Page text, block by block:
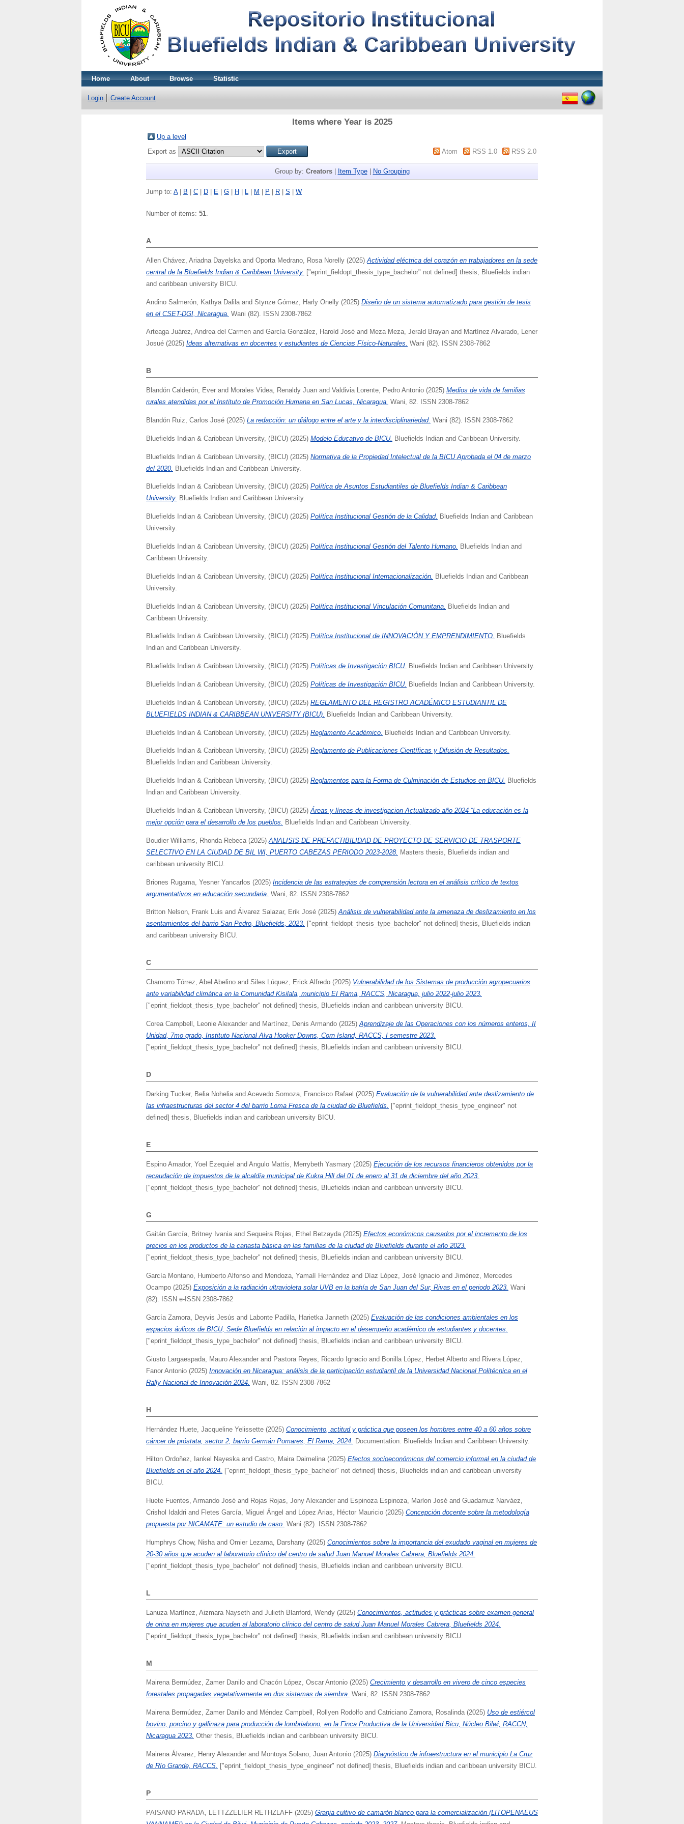
Home About Browse Statistic
Login Create Account
Items where Year is 2025
Up a level
Export as
Atom RSS 1.0 RSS 2.0
Group by: Creators| Item Type| No Grouping
Jump to: A| B C D E G H L M P R S W
Number of items: 51.
A
Allen Chávez, Ariadna Dayelska and Oporta Medrano, Rosa Norelly (2025) Actividad eléctrica del corazón en trabajadores en la sede
central de la Bluefields Indian & Caribbean University. ["eprint_fieldopt_thesis_type_bachelor" not defined] thesis, Bluefields indian
and caribbean university BICU.
Andino Salmerón, Kathya Dalila and Stynze Gómez, Harly Onelly (2025) Diseño de un sistema automatizado para gestión de tesis
en el CSET-DGI, Nicaragua. Wani (82). ISSN 2308-7862
Arteaga Juárez, Andrea del Carmen and García González, Harold José and Meza Meza, Jerald Brayan and Martínez Alvarado, Lener
Josué (2025) Ideas alternativas en docentes y estudiantes de Ciencias Físico-Naturales. Wani (82). ISSN 2308-7862
B
Blandón Calderón, Ever and Morales Videa, Renaldy Juan and Valdivia Lorente, Pedro Antonio (2025) Medios de vida de familias
rurales atendidas por el Instituto de Promoción Humana en San Lucas, Nicaragua. Wani, 82. ISSN 2308-7862
Blandón Ruiz, Carlos José (2025) La redacción: un diálogo entre el arte y la interdisciplinariedad. Wani (82). ISSN 2308-7862
Bluefields Indian & Caribbean University, (BICU) (2025) Modelo Educativo de BICU. Bluefields Indian and Caribbean University.
Bluefields Indian & Caribbean University, (BICU) (2025) Normativa de la Propiedad Intelectual de la BICU Aprobada el 04 de marzo
del 2020. Bluefields Indian and Caribbean University.
Bluefields Indian & Caribbean University, (BICU) (2025) Política de Asuntos Estudiantiles de Bluefields Indian & Caribbean
University. Bluefields Indian and Caribbean University.
Bluefields Indian & Caribbean University, (BICU) (2025) Política Institucional Gestión de la Calidad. Bluefields Indian and Caribbean
University.
Bluefields Indian & Caribbean University, (BICU) (2025) Política Institucional Gestión del Talento Humano.
Bluefields Indian and
Caribbean University.
Bluefields Indian & Caribbean University, (BICU) (2025) Política Institucional Internacionalización.
Bluefields Indian and Caribbean
University.
Bluefields Indian & Caribbean University, (BICU) (2025) Política Institucional Vinculación Comunitaria. Bluefields Indian and
Caribbean University.
Bluefields Indian & Caribbean University, (BICU) (2025) Política Institucional de INNOVACIÓN Y EMPRENDIMIENTO. Bluefields
Indian and Caribbean University.
Bluefields Indian & Caribbean University, (BICU) (2025) Políticas de Investigación BICU. Bluefields Indian and Caribbean University.
Bluefields Indian & Caribbean University, (BICU) (2025) Políticas de Investigación BICU. Bluefields Indian and Caribbean University.
Bluefields Indian & Caribbean University, (BICU) (2025) REGLAMENTO DEL REGISTRO ACADÉMICO ESTUDIANTIL DE
BLUEFIELDS INDIAN & CARIBBEAN UNIVERSITY (BICU).
Bluefields Indian and Caribbean University.
Bluefields Indian & Caribbean University, (BICU) (2025) Reglamento Académico. Bluefields Indian and Caribbean University.
Bluefields Indian & Caribbean University, (BICU) (2025) Reglamento de Publicaciones Científicas y Difusión de Resultados.
Bluefields Indian and Caribbean University.
Bluefields Indian & Caribbean University, (BICU) (2025) Reglamentos para la Forma de Culminación de Estudios en BICU. Bluefields
Indian and Caribbean University.
Bluefields Indian & Caribbean University, (BICU) (2025) Áreas y líneas de investigacion Actualizado año 2024 “La educación es la
mejor opción para el desarrollo de los pueblos.
Bluefields Indian and Caribbean University.
Boudier Williams, Rhonda Rebeca (2025) ANALISIS DE PREFACTIBILIDAD DE PROYECTO DE SERVICIO DE TRASPORTE
SELECTIVO EN LA CIUDAD DE BIL WI, PUERTO CABEZAS PERIODO 2023-2028. Masters thesis, Bluefields indian and
caribbean university BICU.
Briones Rugama, Yesner Yancarlos (2025) Incidencia de las estrategias de comprensión lectora en el análisis crítico de textos
argumentativos en educación secundaria. Wani, 82. ISSN 2308-7862
Britton Nelson, Frank Luis and Álvarez Salazar, Erik José (2025)Análisis de vulnerabilidad ante la amenaza de deslizamiento en los
asentamientos del barrio San Pedro, Bluefields, 2023. ["eprint_fieldopt_thesis_type_bachelor" not defined] thesis, Bluefields indian
and caribbean university BICU.
C
Chamorro Tórrez, Abel Abelino and Siles Lúquez, Erick Alfredo (2025) Vulnerabilidad de los Sistemas de producción agropecuarios
ante variabilidad climática en la Comunidad Kisilala, municipio EI Rama, RACCS, Nicaragua, julio 2022-julio 2023.
["eprint_fieldopt_thesis_type_bachelor" not defined] thesis, Bluefields indian and caribbean university BICU.
Corea Campbell, Leonie Alexander and Martínez, Denis Armando (2025) Aprendizaje de las Operaciones con los números enteros, II
Unidad, 7mo grado, Instituto Nacional Alva Hooker Downs, Corn Island, RACCS, I semestre 2023.
["eprint_fieldopt_thesis_type_bachelor" not defined] thesis, Bluefields indian and caribbean university BICU.
D
Darking Tucker, Belia Nohelia and Acevedo Somoza, Francisco Rafael (2025) Evaluación de la vulnerabilidad ante deslizamiento de
las infraestructuras del sector 4 del barrio Loma Fresca de la ciudad de Bluefields.
["eprint_fieldopt_thesis_type_engineer" not
defined] thesis, Bluefields indian and caribbean university BICU.
E
Espino Amador, Yoel Ezequiel and Angulo Mattis, Merrybeth Yasmary (2025) Ejecución de los recursos financieros obtenidos por la
recaudación de impuestos de la alcaldía municipal de Kukra Hill del 01 de enero al 31 de diciembre del año 2023.
["eprint_fieldopt_thesis_type_bachelor" not defined] thesis, Bluefields indian and caribbean university BICU.
G
Gaitán García, Britney Ivaniaand Sequeira Rojas, Ethel Betzayda(2025) Efectos económicos causados por el incremento de los
precios en los productos de la canasta básica en las familias de la ciudad de Bluefields durante el año 2023.
["eprint_fieldopt_thesis_type_bachelor" not defined] thesis, Bluefields indian and caribbean university BICU.
García Montano, Humberto Alfonso and Mendoza, Yamalí Hernández and Díaz López, José Ignacio and Jiménez, Mercedes
Ocampo (2025) Exposición a la radiación ultravioleta solar UVB en la bahía de San Juan del Sur, Rivas en el periodo 2023. Wani
(82). ISSN e-ISSN 2308-7862
García Zamora, Deyvis Jesús and Labonte Padilla, Harietka Janneth (2025) Evaluación de las condiciones ambientales en los
espacios áulicos de BICU, Sede Bluefields en relación al impacto en el desempeño académico de estudiantes y docentes.
["eprint_fieldopt_thesis_type_bachelor" not defined] thesis, Bluefields indian and caribbean university BICU.
Giusto Largaespada, Mauro Alexander and Pastora Reyes, Ricardo Ignacio and Bonilla López, Herbet Alberto and Rivera López,
Fanor Antonio (2025) Innovación en Nicaragua: análisis de la participación estudiantil de la Universidad Nacional Politécnica en el
Rally Nacional de Innovación 2024. Wani, 82. ISSN 2308-7862
H
Hernández Huete, Jacqueline Yelissette (2025) Conocimiento, actitud y práctica que poseen los hombres entre 40 a 60 años sobre
cáncer de próstata, sector 2, barrio Germán Pomares, El Rama, 2024. Documentation. Bluefields Indian and Caribbean University.
Hilton Ordoñez, Iankel Nayeskaand Castro, Maira Daimelina(2025) Efectos socioeconómicos del comercio informal en la ciudad de
Bluefields en el año 2024. ["eprint_fieldopt_thesis_type_bachelor" not defined] thesis, Bluefields indian and caribbean university
BICU.
Huete Fuentes, Armando José and Rojas Rojas, Jony Alexander and Espinoza Espinoza, Marlon José and Guadamuz Narváez,
Crishol Idaldri and Fletes García, Miguel Ángel and López Arias, Héctor Mauricio (2025) Concepción docente sobre la metodología
propuesta por NICAMATE: un estudio de caso. Wani (82). ISSN 2308-7862
Humphrys Chow, Nisha and Omier Lezama, Darshany (2025) Conocimientos sobre la importancia del exudado vaginal en mujeres de
20-30 años que acuden al laboratorio clínico del centro de salud Juan Manuel Morales Cabrera, Bluefields 2024.
["eprint_fieldopt_thesis_type_bachelor" not defined] thesis, Bluefields indian and caribbean university BICU.
L
Lanuza Martínez, Aizmara Nayseth and Julieth Blanford, Wendy (2025) Conocimientos, actitudes y prácticas sobre examen general
de orina en mujeres que acuden al laboratorio clínico del centro de salud Juan Manuel Morales Cabrera, Bluefields 2024.
["eprint_fieldopt_thesis_type_bachelor" not defined] thesis, Bluefields indian and caribbean university BICU.
M
Mairena Bermúdez, Zamer Danilo and Chacón López, Oscar Antonio (2025) Crecimiento y desarrollo en vivero de cinco especies
forestales propagadas vegetativamente en dos sistemas de siembra. Wani, 82. ISSN 2308-7862
Mairena Bermúdez, Zamer Danilo and Méndez Campbell, Rollyen Rodolfo and Catriciano Zamora, Rosalinda(2025) Uso de estiércol
bovino, porcino y gallinaza para producción de lombriabono, en la Finca Productiva de la Universidad Bicu, Núcleo Bilwi, RACCN,
Nicaragua 2023. Other thesis, Bluefields indian and caribbean university BICU.
Mairena Álvarez, Henry Alexander and Montoya Solano, Juan Antonio (2025) Diagnóstico de infraestructura en el municipio La Cruz
de Río Grande, RACCS. ["eprint_fieldopt_thesis_type_engineer" not defined] thesis, Bluefields indian and caribbean university BICU.
P
PAISANO PARADA, LETTZZELIER RETHZLAFF (2025) Granja cultivo de camarón blanco para la comercialización (LITOPENAEUS